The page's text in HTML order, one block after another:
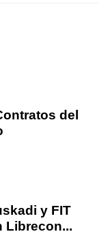
del
y FIT
Librecon...